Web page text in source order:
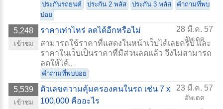
ประกันรถยนต์ ประกัน 2 พลัส ประกัน 3 พลัส
คำถามที่พบ
บ่อย
5,248
เข้าชม
ราคาเท่าไหร่ ลดได้อีกหรือไม่ 28 มี.ค. 57
อัพเดต
สามารถใช้ราคาที่แสดงในหน้าเว็บได้เลยครับ และ
ราคาในเว็บเป็นราคาที่มีส่วนลดแล้ว จึงไม่สามารถ
ลดให้ได้..
คำถามที่พบบ่อย
5,539
เข้าชม
ตัวเลขความคุ้มครองคนในรถ เช่น 7 x
100,000 คืออะไร
23 มี.ค. 57
อัพเดต